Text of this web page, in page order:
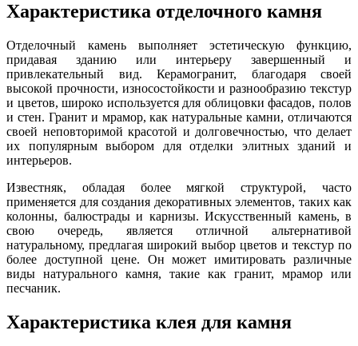
Характеристика отделочного камня
Отделочный камень выполняет эстетическую функцию,
придавая зданию или интерьеру завершенный и
привлекательный вид. Керамогранит, благодаря своей
высокой прочности, износостойкости и разнообразию текстур
и цветов, широко используется для облицовки фасадов, полов
и стен. Гранит и мрамор, как натуральные камни, отличаются
своей неповторимой красотой и долговечностью, что делает
их популярным выбором для отделки элитных зданий и
интерьеров.
Известняк, обладая более мягкой структурой, часто
применяется для создания декоративных элементов, таких как
колонны, балюстрады и карнизы. Искусственный камень, в
свою очередь, является отличной альтернативой
натуральному, предлагая широкий выбор цветов и текстур по
более доступной цене. Он может имитировать различные
виды натурального камня, такие как гранит, мрамор или
песчаник.
Характеристика клея для камня